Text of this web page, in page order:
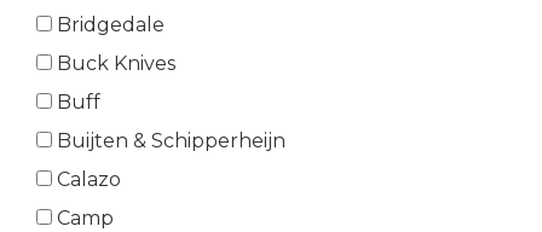
Bridgedale
Buck Knives
Buff
Buijten & Schipperheijn
Calazo
Camp